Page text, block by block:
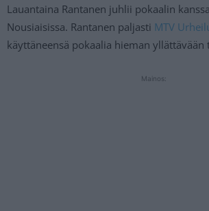
Lauantaina Rantanen juhlii pokaalin
Nousiaisissa. Rantanen paljasti MTV
käyttäneensä pokaalia hieman yllättävään
Mainos: